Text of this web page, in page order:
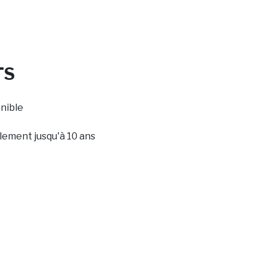
jusqu'à 10 ans